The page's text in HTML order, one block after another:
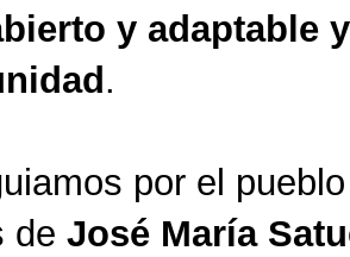
y adaptable
.
por el
de José María